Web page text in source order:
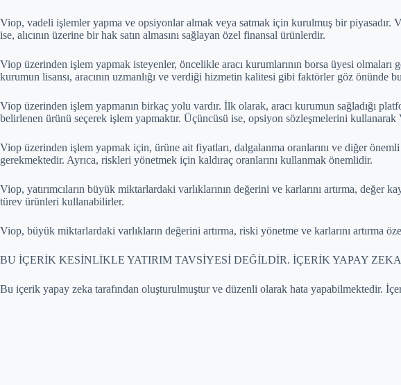
Viop, vadeli işlemler yapma ve opsiyonlar almak veya satmak için kurulmuş bir piyasadır.
ise, alıcının üzerine bir hak satın almasını sağlayan özel finansal ürünlerdir.
Viop üzerinden işlem yapmak isteyenler, öncelikle aracı kurumlarının borsa üyesi
kurumun lisansı, aracının uzmanlığı ve verdiği hizmetin kalitesi gibi faktörler göz önünde
Viop üzerinden işlem yapmanın birkaç yolu vardır. İlk olarak, aracı kurumun sağladığı
belirlenen ürünü seçerek işlem yapmaktır. Üçüncüsü ise, opsiyon sözleşmelerini kullanarak
Viop üzerinden işlem yapmak için, ürüne ait fiyatları, dalgalanma oranlarını ve diğer
gerekmektedir. Ayrıca, riskleri yönetmek için kaldıraç oranlarını kullanmak önemlidir.
Viop, yatırımcıların büyük miktarlardaki varlıklarının değerini ve karlarını artırma, değer
türev ürünleri kullanabilirler.
Viop, büyük miktarlardaki varlıkların değerini artırma, riski yönetme ve karlarını artırma
BU İÇERİK KESİNLİKLE YATIRIM TAVSİYESİ DEĞİLDİR. İÇERİK YAPAY
Bu içerik yapay zeka tarafından oluşturulmuştur ve düzenli olarak hata yapabilmektedir.